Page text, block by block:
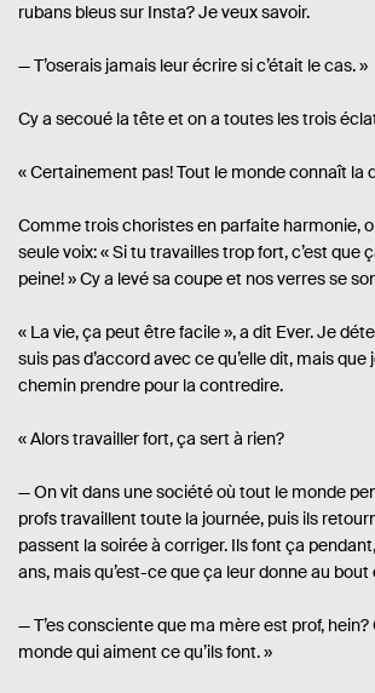
rubans bleus sur Insta? Je veux savoir.
— T’oserais jamais leur écrire si c’était le cas. »
Cy a secoué la tête et on a toutes les trois
« Certainement pas! Tout le monde connaît la
Comme trois choristes en parfaite harmonie,
seule voix: « Si tu travailles trop fort, c’est que
peine! » Cy a levé sa coupe et nos verres se
« La vie, ça peut être facile », a dit Ever. Je
suis pas d’accord avec ce qu’elle dit, mais que
chemin prendre pour la contredire.
« Alors travailler fort, ça sert à rien?
— On vit dans une société où tout le monde
profs travaillent toute la journée, puis ils
passent la soirée à corriger. Ils font ça
ans, mais qu’est-ce que ça leur donne au
— T’es consciente que ma mère est prof, hein?
monde qui aiment ce qu’ils font. »